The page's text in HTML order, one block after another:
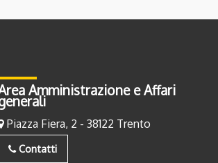
Amministrazione e Affari
Piazza Fiera, 2 - 38122 Trento
Contatti